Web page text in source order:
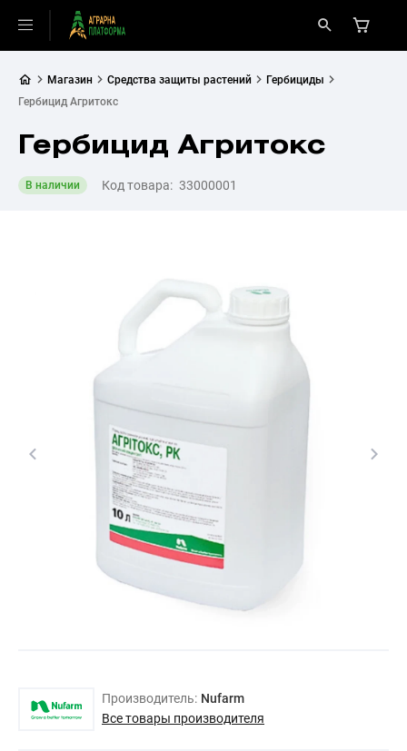
Магазин Средства защиты растений
Гербициды
Гербицид Агритокс
Гербицид Агритокс
В наличии Код товара: 33000001
Производитель: Nufarm
Все товары производителя